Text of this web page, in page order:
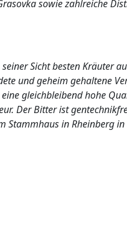
sowie zahlreiche
Sicht besten Kräuter
und geheim gehaltene
gleichbleibend hohe
Der Bitter ist
in Rheinberg in